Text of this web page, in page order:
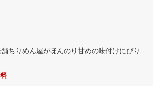
ちりめん屋がほんのり甘めの味付けにぴり